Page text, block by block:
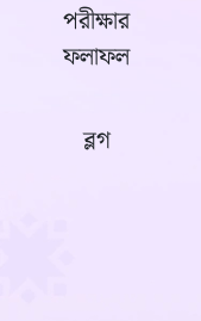
পরীক্ষার
ফলাফল
ব্লগ